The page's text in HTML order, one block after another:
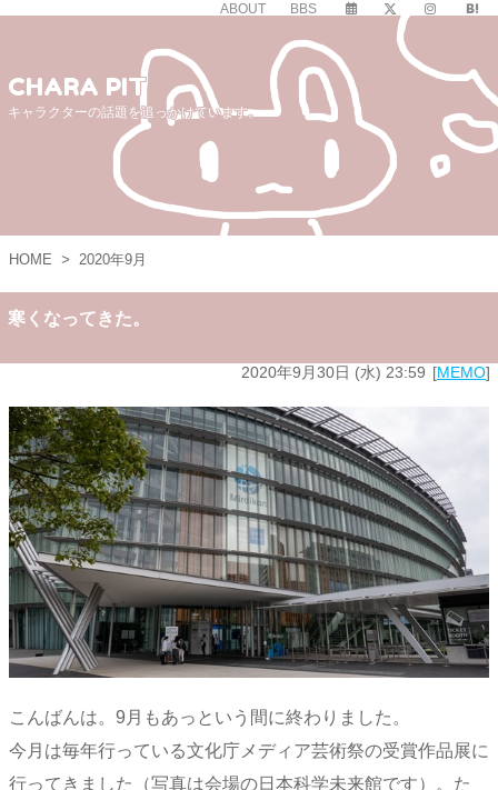
ABOUT BBS
CHARA PIT
キャラクターの話題を追っかけています。
HOME > 2020年9月
寒くなってきた。
2020年9月30日 (水) 23:59 MEMO
こんばんは。9月もあっという間に終わりました。
今月は毎年行っている文化庁メディア芸術祭の受賞作品展に
行ってきました（写真は会場の日本科学未来館です）。た